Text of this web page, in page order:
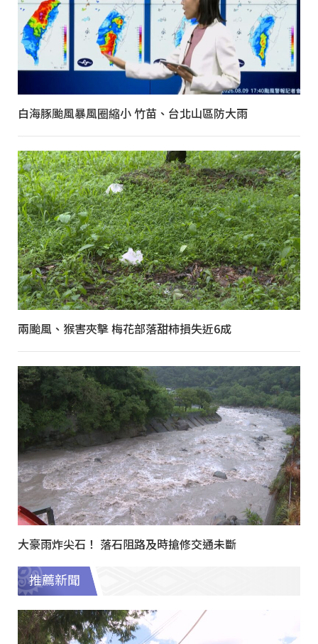
白海豚颱風暴風圈縮小 竹苗、台北山區防大雨
兩颱風、猴害夾擊 梅花部落甜柿損失近6成
大豪雨炸尖石！ 落石阻路及時搶修交通未斷
推薦新聞